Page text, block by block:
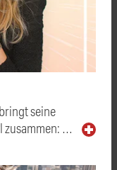
seine
zusammen: …